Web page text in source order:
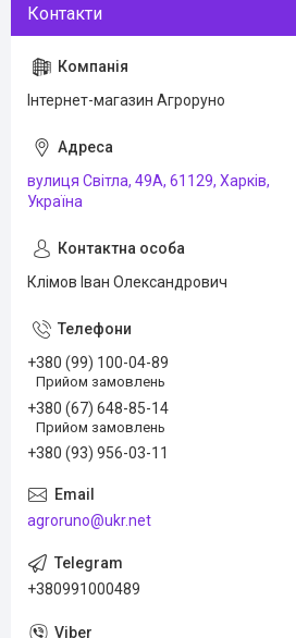
Інтернет-магазин Агроруно
вулиця Світла, 49А, 61129, Харків,
Україна
Клімов Іван Олександрович
+380 (99) 100-04-89
Прийом замовлень
+380 (67) 648-85-14
Прийом замовлень
+380 (93) 956-03-11
agroruno@ukr.net
+380991000489